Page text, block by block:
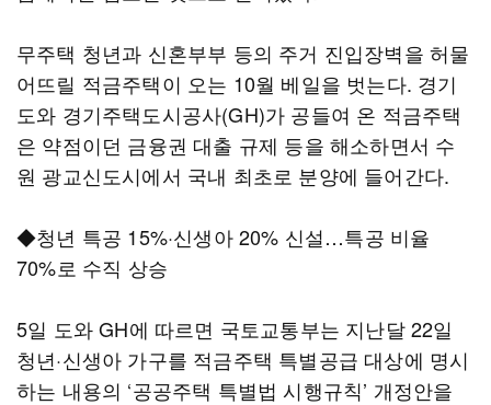
무주택 청년과 신혼부부 등의 주거 진입장벽을 허물
어뜨릴 적금주택이 오는 10월 베일을 벗는다. 경기
도와 경기주택도시공사(GH)가 공들여 온 적금주택
은 약점이던 금융권 대출 규제 등을 해소하면서 수
원 광교신도시에서 국내 최초로 분양에 들어간다.
◆청년 특공 15%·신생아 20% 신설…특공 비율
70%로 수직 상승
5일 도와 GH에 따르면 국토교통부는 지난달 22일
청년·신생아 가구를 적금주택 특별공급 대상에 명시
하는 내용의 ‘공공주택 특별법 시행규칙’ 개정안을